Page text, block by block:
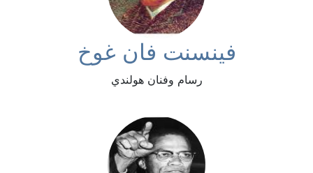
فينسنت فان غوخ
رسام وفنان هولندي